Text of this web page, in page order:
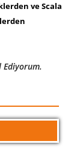
ve Scala